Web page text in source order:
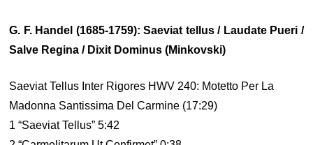
G. F. Handel (1685-1759): Saeviat tellus / Laudate Pueri /
Salve Regina / Dixit Dominus (Minkovski)
Saeviat Tellus Inter Rigores HWV 240: Motetto Per La
Madonna Santissima Del Carmine (17:29)
1 “Saeviat Tellus” 5:42